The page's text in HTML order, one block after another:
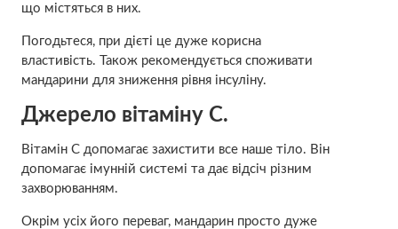
що містяться в них.
Погодьтеся, при дієті це дуже корисна
властивість. Також рекомендується споживати
мандарини для зниження рівня інсуліну.
Джерело вітаміну С.
Вітамін С допомагає захистити все наше тіло. Він
допомагає імунній системі та дає відсіч різним
захворюванням.
Окрім усіх його переваг, мандарин просто дуже